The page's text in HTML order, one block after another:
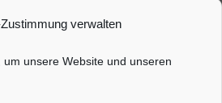
verwalten
unsere Website und unseren